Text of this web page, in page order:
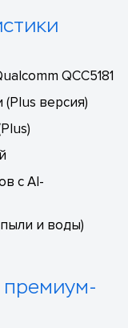
QCC5181
версия)
с AI-
и воды)
премиум-